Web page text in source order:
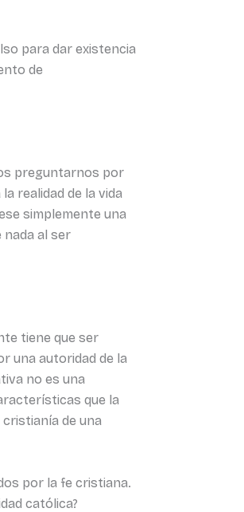
para dar existencia
de
preguntarnos por
realidad de la vida
simplemente una
nada al ser
tiene que ser
una autoridad de la
no es una
que la
de una
por la fe cristiana.
católica?